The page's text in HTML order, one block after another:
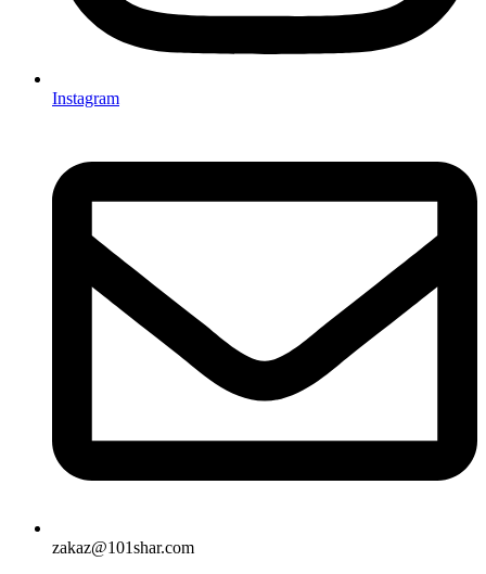
Instagram
zakaz@101shar.com